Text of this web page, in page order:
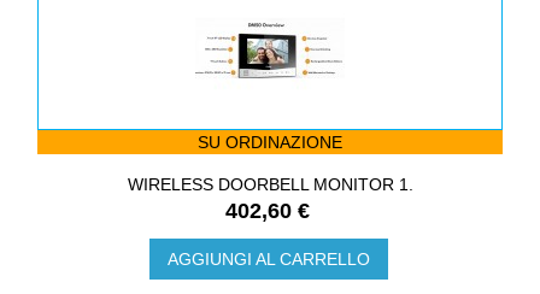
SU ORDINAZIONE
WIRELESS DOORBELL MONITOR 1.
402,60 €
AGGIUNGI AL CARRELLO